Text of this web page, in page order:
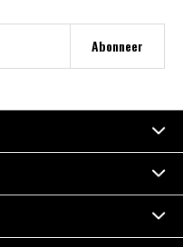
Abonneer